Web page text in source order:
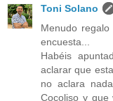
Toni Solano
Menudo
encuesta...
Habéis
aclarar que
no aclara
Cocoliso y que